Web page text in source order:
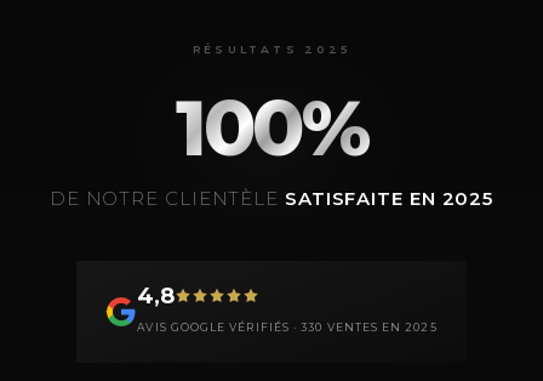
RÉSULTATS 2025
100%
DE NOTRE CLIENTÈLE SATISFAITE EN 2025
4,8
AVIS GOOGLE VÉRIFIÉS · 330 VENTES EN 2025